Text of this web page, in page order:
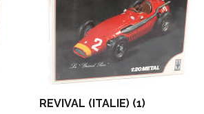
REVIVAL (ITALIE) (1)